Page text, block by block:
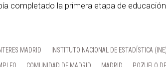
completado la primera etapa de
MADRID
INSTITUTO NACIONAL DE ESTADÍSTICA (INE)